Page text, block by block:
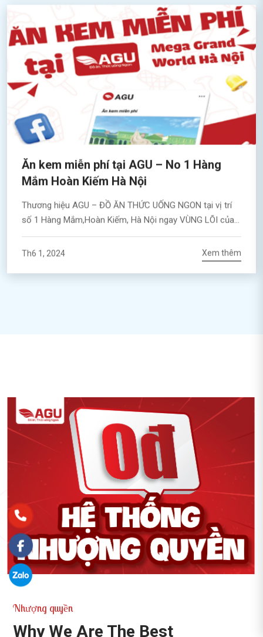
Ăn kem miễn phí tại AGU – No 1 Hàng
Mắm Hoàn Kiếm Hà Nội
Thương hiệu AGU – ĐỒ ĂN THỨC UỐNG NGON tại vị trí
số 1 Hàng Mắm,Hoàn Kiếm, Hà Nội ngay VÙNG LÕI của
các tuyến phố cổ Hà Nội với sức hấp dẫn mãnh liệt từ
văn hóa ẩm thực của Hà Nội và Việt Nam : Chợ đêm
Th6 1, 2024 Xem thêm
Nhượng quyền
Why We Are The Best